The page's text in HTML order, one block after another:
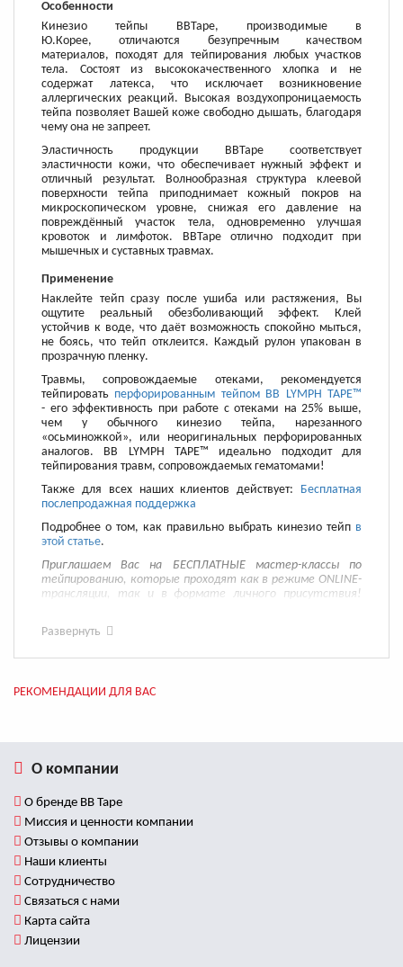
Особенности
Кинезио тейпы BBTape, производимые в
Ю.Корее, отличаются безупречным качеством
материалов, походят для тейпирования любых участков
тела. Состоят из высококачественного хлопка и не
содержат латекса, что исключает возникновение
аллергических реакций. Высокая воздухопроницаемость
тейпа позволяет Вашей коже свободно дышать, благодаря
чему она не запреет.
Эластичность продукции BBTape соответствует
эластичности кожи, что обеспечивает нужный эффект и
отличный результат. Волнообразная структура клеевой
поверхности тейпа приподнимает кожный покров на
микроскопическом уровне, снижая его давление на
повреждённый участок тела, одновременно улучшая
кровоток и лимфоток. BBTape отлично подходит при
мышечных и суставных травмах.
Применение
Наклейте тейп сразу после ушиба или растяжения, Вы
ощутите реальный обезболивающий эффект. Клей
устойчив к воде, что даёт возможность спокойно мыться,
не боясь, что тейп отклеится. Каждый рулон упакован в
прозрачную пленку.
Травмы, сопровождаемые отеками, рекомендуется
тейпировать перфорированным тейпом BB LYMPH TAPE™
- его эффективность при работе с отеками на 25% выше,
чем у обычного кинезио тейпа, нарезанного
«осьминожкой», или неоригинальных перфорированных
аналогов. BB LYMPH TAPE™ идеально подходит для
тейпирования травм, сопровождаемых гематомами!
Также для всех наших клиентов действует: Бесплатная
послепродажная поддержка
Подробнее о том, как правильно выбрать кинезио тейп в
этой статье.
Приглашаем Вас на БЕСПЛАТНЫЕ мастер-классы по
тейпированию, которые проходят как в режиме ONLINE-
трансляции, так и в формате личного присутствия!
Развернуть
РЕКОМЕНДАЦИИ ДЛЯ ВАС
О компании
О бренде BB Tape
Миссия и ценности компании
Отзывы о компании
Наши клиенты
Сотрудничество
Связаться с нами
Карта сайта
Лицензии